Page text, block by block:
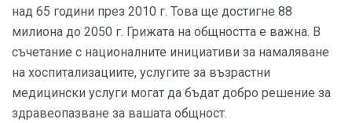
над 65 години през 2010 г. Това ще достигне 88
милиона до 2050 г. Грижата на общността е важна. В
съчетание с националните инициативи за намаляване
на хоспитализациите, услугите за възрастни
медицински услуги могат да бъдат добро решение за
здравеопазване за вашата общност.